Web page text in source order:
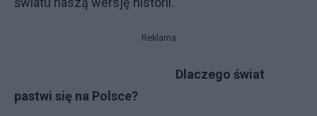
Reklama
Dlaczego świat
pastwi się na Polsce?